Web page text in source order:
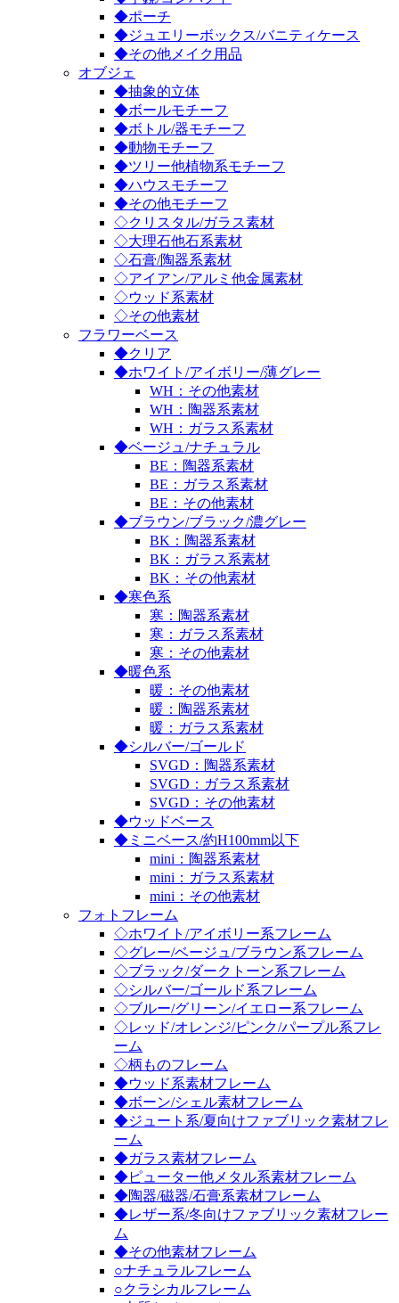
◆ポーチ
◆ジュエリーボックス/バニティケース
◆その他メイク用品
オブジェ
◆抽象的立体
◆ボールモチーフ
◆ボトル/器モチーフ
◆動物モチーフ
◆ツリー他植物系モチーフ
◆ハウスモチーフ
◆その他モチーフ
◇クリスタル/ガラス素材
◇大理石他石系素材
◇石膏/陶器系素材
◇アイアン/アルミ他金属素材
◇ウッド系素材
◇その他素材
フラワーベース
◆クリア
◆ホワイト/アイボリー/薄グレー
WH：その他素材
WH：陶器系素材
WH：ガラス系素材
◆ベージュ/ナチュラル
BE：陶器系素材
BE：ガラス系素材
BE：その他素材
◆ブラウン/ブラック/濃グレー
BK：陶器系素材
BK：ガラス系素材
BK：その他素材
◆寒色系
寒：陶器系素材
寒：ガラス系素材
寒：その他素材
◆暖色系
暖：その他素材
暖：陶器系素材
暖：ガラス系素材
◆シルバー/ゴールド
SVGD：陶器系素材
SVGD：ガラス系素材
SVGD：その他素材
◆ウッドベース
◆ミニベース/約H100mm以下
mini：陶器系素材
mini：ガラス系素材
mini：その他素材
フォトフレーム
◇ホワイト/アイボリー系フレーム
◇グレー/ベージュ/ブラウン系フレーム
◇ブラック/ダークトーン系フレーム
◇シルバー/ゴールド系フレーム
◇ブルー/グリーン/イエロー系フレーム
◇レッド/オレンジ/ピンク/パープル系フレ
ーム
◇柄ものフレーム
◆ウッド系素材フレーム
◆ボーン/シェル素材フレーム
◆ジュート系/夏向けファブリック素材フレ
ーム
◆ガラス素材フレーム
◆ピューター他メタル系素材フレーム
◆陶器/磁器/石膏系素材フレーム
◆レザー系/冬向けファブリック素材フレー
ム
◆その他素材フレーム
○ナチュラルフレーム
○クラシカルフレーム